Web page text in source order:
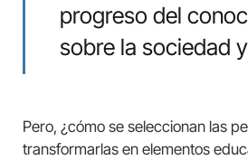
progreso del
sobre la sociedad
Pero, ¿cómo se seleccionan las
transformarlas en elementos